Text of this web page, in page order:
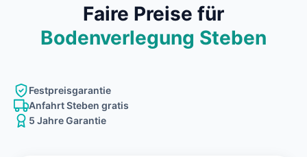
Faire Preise für
Bodenverlegung Steben
Festpreisgarantie
Anfahrt Steben gratis
5 Jahre Garantie